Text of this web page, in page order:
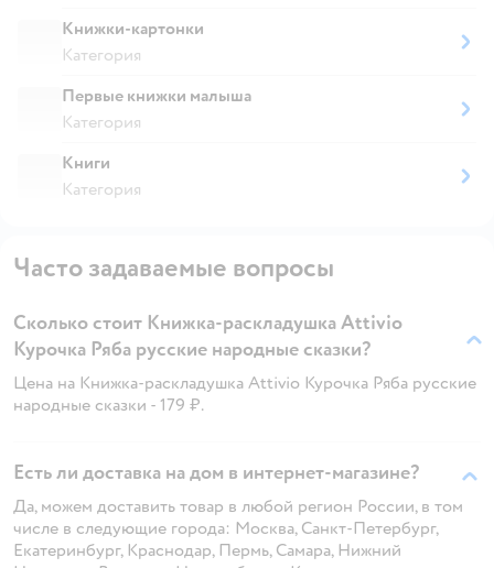
Книжки-картонки
Категория
Первые книжки малыша
Категория
Книги
Категория
Часто задаваемые вопросы
Сколько стоит Книжка-раскладушка Attivio
Курочка Ряба русские народные сказки?
Цена на Книжка-раскладушка Attivio Курочка Ряба русские
народные сказки - 179 ₽.
Есть ли доставка на дом в интернет-магазине?
Да, можем доставить товар в любой регион России, в том
числе в следующие города: Москва, Санкт-Петербург,
Екатеринбург, Краснодар, Пермь, Самара, Нижний